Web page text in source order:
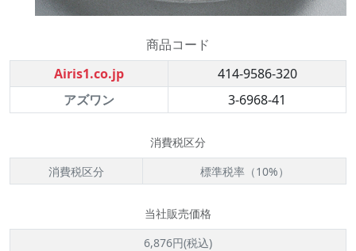
商品コード
Airis1.co.jp
414-9586-320
アズワン
3-6968-41
消費税区分
消費税区分
標準税率（10%）
当社販売価格
6,876円(税込)